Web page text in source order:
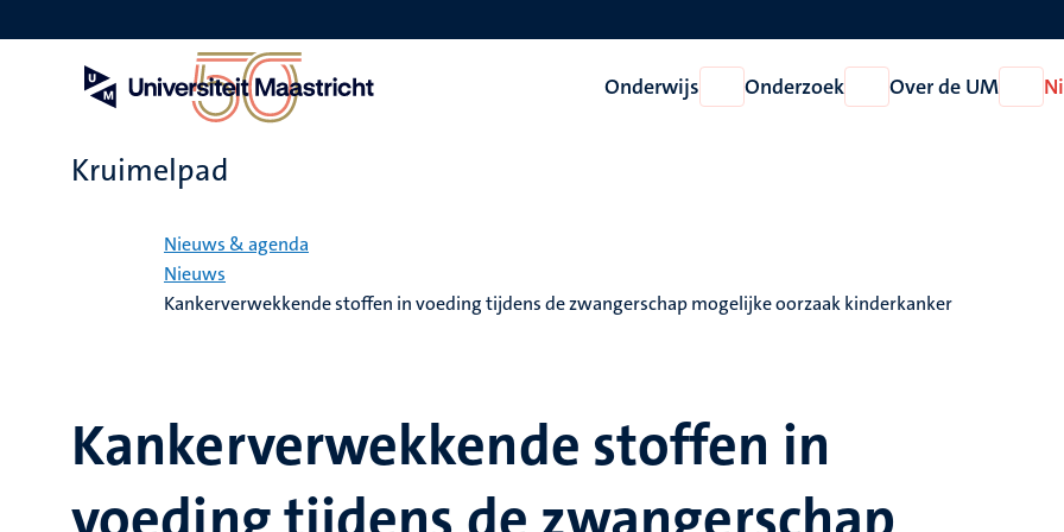
en
Onderwijs
Open
Onderwijs
Onderzoek
Open
Onderzoek
Over de UM
Open
Over
Kruimelpad
Nieuws & agenda
Nieuws
Kankerverwekkende stoffen in voeding tijdens de zwangerschap mogelijke oorzaak kinderkanker
Kankerverwekkende stoffen in